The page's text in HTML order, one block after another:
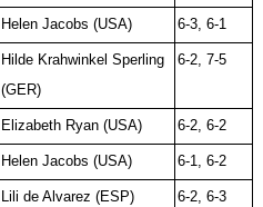
Helen Jacobs (USA) 6-3, 6-1
Hilde Krahwinkel Sperling
(GER)
6-2, 7-5
Elizabeth Ryan (USA) 6-2, 6-2
Helen Jacobs (USA) 6-1, 6-2
Lili de Alvarez (ESP) 6-2, 6-3